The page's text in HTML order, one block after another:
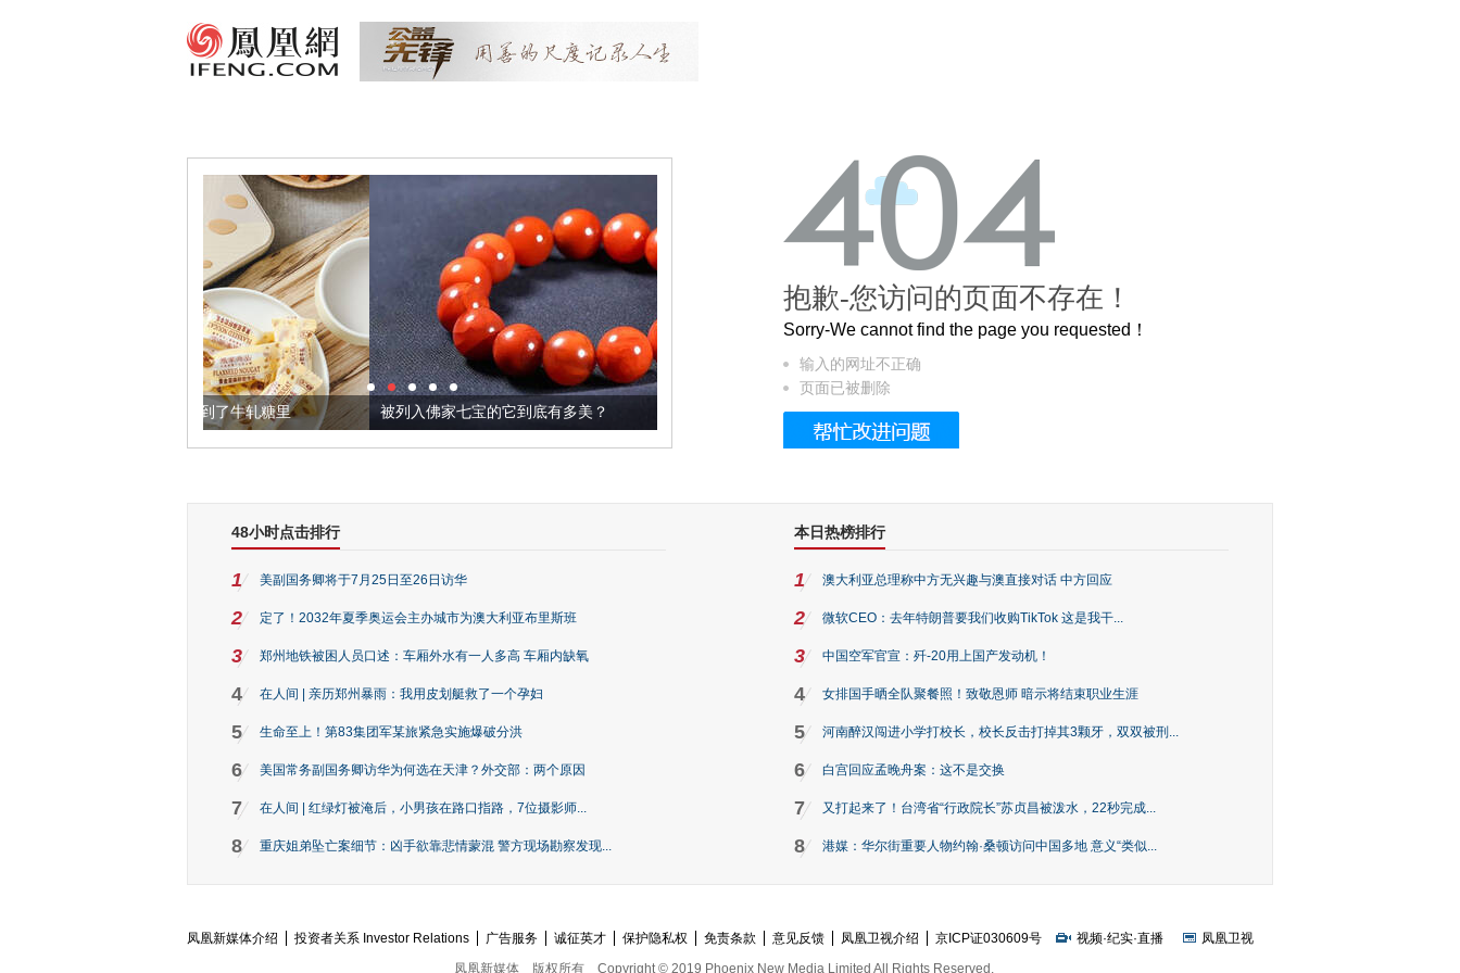
被列入佛家七宝的它到底有多美？ 这个3.2米的长卷，还原了600岁的紫禁城
抱歉-您访问的页面不存在！
Sorry-We cannot find the page you requested！
输入的网址不正确
页面已被删除
48小时点击排行
1 美副国务卿将于7月25日至26日访华
2 定了！2032年夏季奥运会主办城市为澳大利亚布里斯班
3 郑州地铁被困人员口述：车厢外水有一人多高 车厢内缺氧
4 在人间 | 亲历郑州暴雨：我用皮划艇救了一个孕妇
5 生命至上！第83集团军某旅紧急实施爆破分洪
6 美国常务副国务卿访华为何选在天津？外交部：两个原因
7 在人间 | 红绿灯被淹后，小男孩在路口指路，7位摄影师...
8 重庆姐弟坠亡案细节：凶手欲靠悲情蒙混 警方现场勘察发现...
本日热榜排行
1 澳大利亚总理称中方无兴趣与澳直接对话 中方回应
2 微软CEO：去年特朗普要我们收购TikTok 这是我干...
3 中国空军官宣：歼-20用上国产发动机！
4 女排国手晒全队聚餐照！致敬恩师 暗示将结束职业生涯
5 河南醉汉闯进小学打校长，校长反击打掉其3颗牙，双双被刑...
6 白宫回应孟晚舟案：这不是交换
7 又打起来了！台湾省“行政院长”苏贞昌被泼水，22秒完成...
8 港媒：华尔街重要人物约翰·桑顿访问中国多地 意义“类似...
凤凰新媒体介绍 投资者关系 Investor Relations 广告服务 诚征英才 保护隐私权 免责条款 意见反馈 凤凰卫视介绍 京ICP证030609号 视频·纪实·直播
凤凰卫视
凤凰新媒体
版权所有 Copyright © 2019 Phoenix New Media Limited All Rights Reserved.